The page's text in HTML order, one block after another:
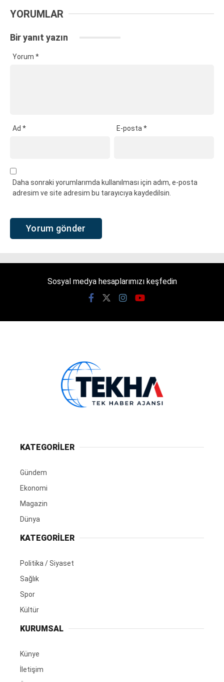
YORUMLAR
Bir yanıt yazın
Yorum *
Ad * E-posta*
Daha sonraki yorumlarımda kullanılması için adım, e-posta
adresim ve site adresim bu tarayıcıya kaydedilsin.
Sosyal medya hesaplarımızı keşfedin
KATEGORİLER
Gündem
Ekonomi
Magazin
Dünya
KATEGORİLER
Politika / Siyaset
Sağlık
Spor
Kültür
KURUMSAL
Künye
İletişim